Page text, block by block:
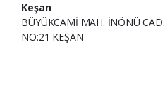
Keşan
BÜYÜKCAMİ MAH. İNÖNÜ CAD.
NO:21 KEŞAN